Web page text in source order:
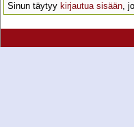
Sinun täytyy kirjautua sisään,